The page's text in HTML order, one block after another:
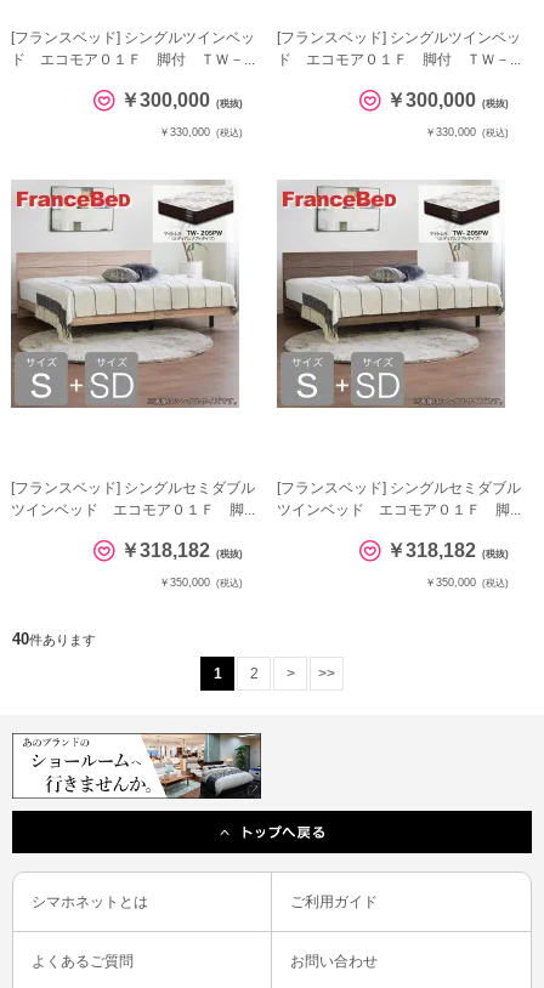
[フランスベッド] シングルツインベッ
ド エコモア０１Ｆ 脚付 ＴＷ－...
￥300,000 (税抜)
￥330,000 (税込)
[フランスベッド] シングルツインベッ
ド エコモア０１Ｆ 脚付 ＴＷ－...
￥300,000 (税抜)
￥330,000 (税込)
[フランスベッド] シングルセミダブル
ツインベッド エコモア０１Ｆ 脚...
￥318,182 (税抜)
￥350,000 (税込)
[フランスベッド] シングルセミダブル
ツインベッド エコモア０１Ｆ 脚...
￥318,182 (税抜)
￥350,000 (税込)
40件あります
1 2 > >>
シマホネットとは ご利用ガイド
よくあるご質問 お問い合わせ